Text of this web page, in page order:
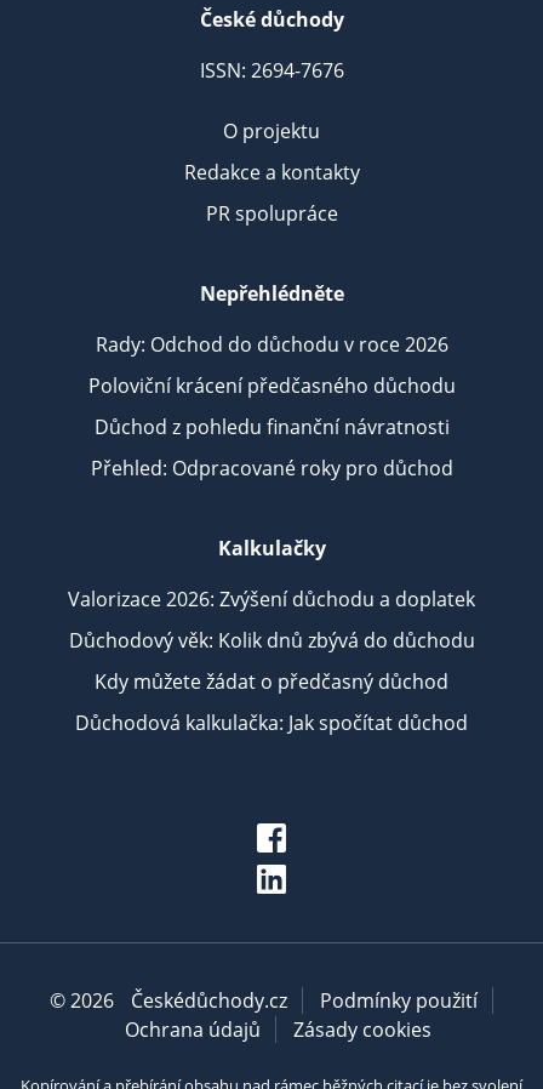
České důchody
ISSN: 2694-7676
O projektu
Redakce a kontakty
PR spolupráce
Nepřehlédněte
Rady: Odchod do důchodu v roce 2026
Poloviční krácení předčasného důchodu
Důchod z pohledu finanční návratnosti
Přehled: Odpracované roky pro důchod
Kalkulačky
Valorizace 2026: Zvýšení důchodu a doplatek
Důchodový věk: Kolik dnů zbývá do důchodu
Kdy můžete žádat o předčasný důchod
Důchodová kalkulačka: Jak spočítat důchod
© 2026 Českédůchody.cz
Podmínky použití
Ochrana údajů
Zásady cookies